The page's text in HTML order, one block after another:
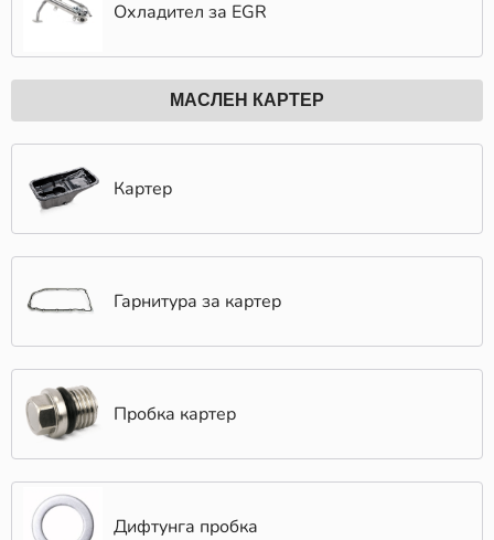
Охладител за EGR
MАСЛЕН КАРТЕР
Картер
Гарнитура за картер
Пробка картер
Дифтунга пробка